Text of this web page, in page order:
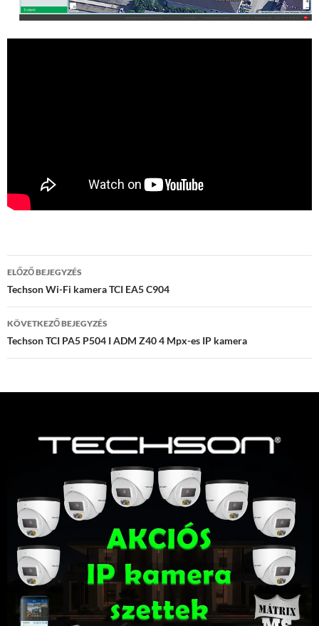
Bejegyzés
navigáció
ELŐZŐ BEJEGYZÉS
Techson Wi-Fi kamera TCI EA5 C904
KÖVETKEZŐ BEJEGYZÉS
Techson TCI PA5 P504 I ADM Z40 4 Mpx-es IP kamera